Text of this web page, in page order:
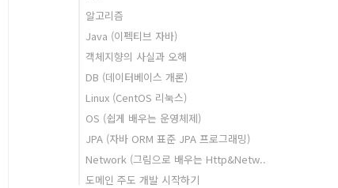
알고리즘
Java (이펙티브 자바)
객체지향의 사실과 오해
DB (데이터베이스 개론)
Linux (CentOS 리눅스)
OS (쉽게 배우는 운영체제)
JPA (자바 ORM 표준 JPA 프로그래밍)
Network (그림으로 배우는 Http&Netw..
도메인 주도 개발 시작하기